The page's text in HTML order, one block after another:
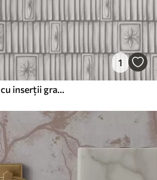
1
Panouri verticale în relief cu inserții grafice florale